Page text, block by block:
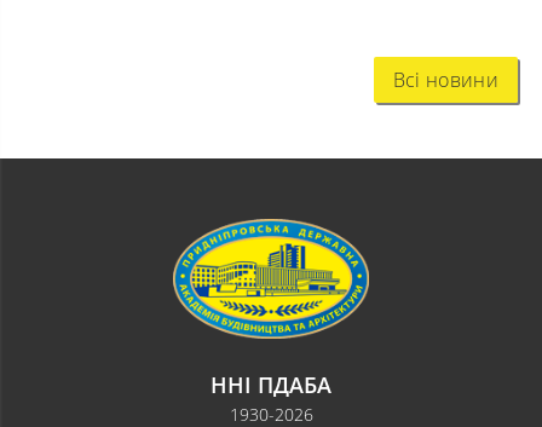
Всі новини
ННІ ПДАБА
1930-2026